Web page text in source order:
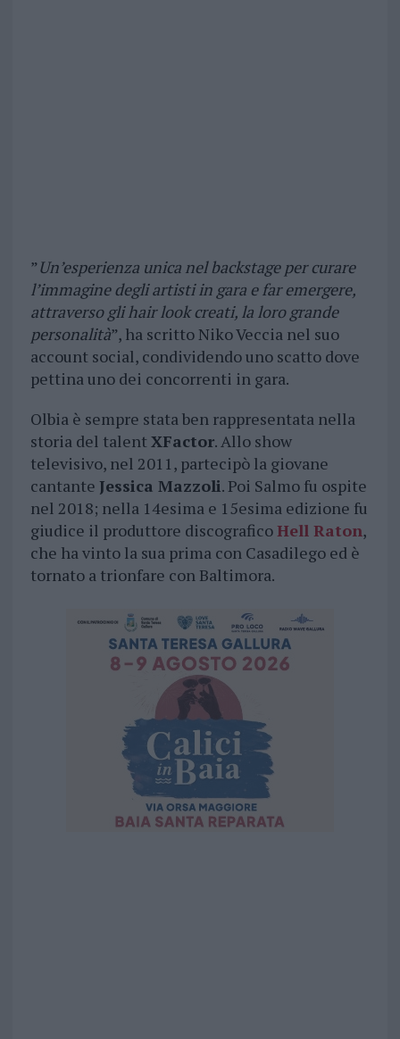
”Un’esperienza unica nel backstage per curare
l’immagine degli artisti in gara e far emergere,
attraverso gli hair look creati, la loro grande
personalità”, ha scritto Niko Veccia nel suo
account social, condividendo uno scatto dove
pettina uno dei concorrenti in gara.
Olbia è sempre stata ben rappresentata nella
storia del talent XFactor. Allo show
televisivo, nel 2011, partecipò la giovane
cantante Jessica Mazzoli. Poi Salmo fu ospite
nel 2018; nella 14esima e 15esima edizione fu
giudice il produttore discograficoHell Raton,
che ha vinto la sua prima con Casadilego ed è
tornato a trionfare con Baltimora.